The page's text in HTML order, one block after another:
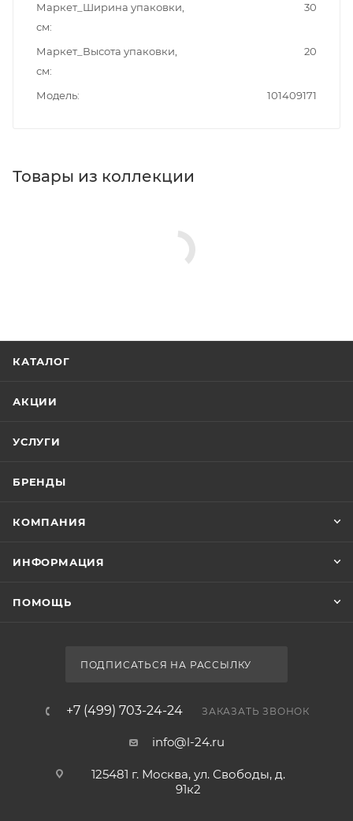
Маркет_Ширина упаковки,
см
30
Маркет_Высота упаковки,
см
20
Модель 101409171
Товары из коллекции
КАТАЛОГ
АКЦИИ
УСЛУГИ
БРЕНДЫ
КОМПАНИЯ
ИНФОРМАЦИЯ
ПОМОЩЬ
ПОДПИСАТЬСЯ НА РАССЫЛКУ
+7 (499) 703-24-24 ЗАКАЗАТЬ ЗВОНОК
info@l-24.ru
125481 г. Москва, ул. Свободы, д.
91к2